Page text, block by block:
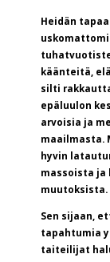
Heidän
käänteitä,
silti
epäluulon
arvoisia ja
maailmasta.
hyvin
massoista
muutoksista.
Sen sijaan,
tapahtumia
taiteilijat